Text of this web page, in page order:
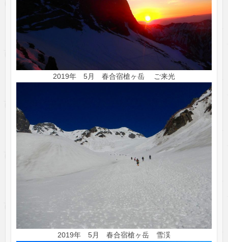
2019年 5月 春合宿槍ヶ岳 ご来光
2019年 5月 春合宿槍ヶ岳 雪渓